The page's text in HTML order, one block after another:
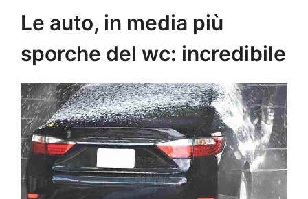
Le auto, in media più
sporche del wc: incredibile